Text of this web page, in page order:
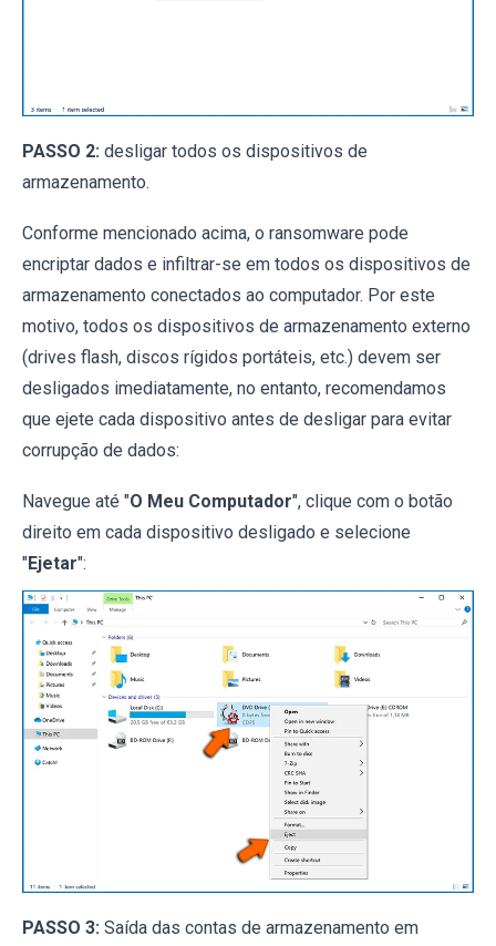
PASSO 2: desligar todos os dispositivos de
armazenamento.
Conforme mencionado acima, o ransomware pode
encriptar dados e infiltrar-se em todos os dispositivos de
armazenamento conectados ao computador. Por este
motivo, todos os dispositivos de armazenamento externo
(drives flash, discos rígidos portáteis, etc.) devem ser
desligados imediatamente, no entanto, recomendamos
que ejete cada dispositivo antes de desligar para evitar
corrupção de dados:
Navegue até "O Meu Computador", clique com o botão
direito em cada dispositivo desligado e selecione
"Ejetar":
PASSO 3: Saída das contas de armazenamento em